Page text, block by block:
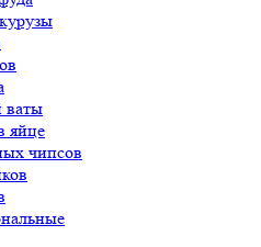
ваты
яйце
чипсов